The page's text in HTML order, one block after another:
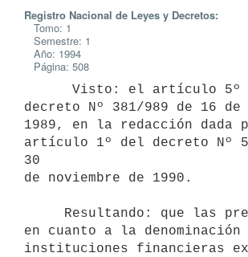
Registro Nacional de Leyes y Decretos:
Tomo: 1
Semestre: 1
Año: 1994
Página: 508
decreto Nº 381/989 de 16 de
1989, en la redacción dada
artículo 1º del decreto Nº
30
de noviembre de 1990.
en cuanto a la
instituciones financieras